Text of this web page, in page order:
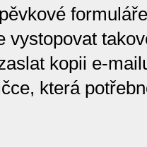
vystopovat
kopii e-
která